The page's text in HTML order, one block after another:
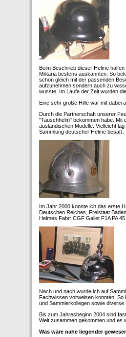
Beim Beschrieb dieser Helme
Militaria bestens auskannten. So
schon gleich mit der passenden
aufzunehmen sondern auch zu
wusste. Im Laufe der Zeit wurden
Eine sehr große Hilfe war mit dabei
Durch die Partnerschaft unserer
"Tauschhelm" bekommen habe. Mit
ausländischen Modelle. Vielleicht
Sammlung deutscher Helme besaß.
Im Jahr 2000 konnte ich das erste
Deutschen Reiches, Freistaat
Helmes Fabr: CGF Gallet F1A PA
Nach und nach wurde ich auf
Fachwissen vorweisen konnten. So
und Sammlerkollegen sowie
Bis zum Jahresbeginn 2004 sind
Welt zusammen gekommen und es
Was wäre nahe liegender